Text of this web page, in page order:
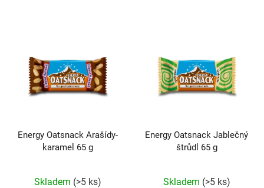
Energy Oatsnack Arašídy-
karamel 65 g
produktu
Skladem (>5 ks)
Energy Oatsnack Jablečný
štrůdl 65 g
produktu
Skladem (>5 ks)